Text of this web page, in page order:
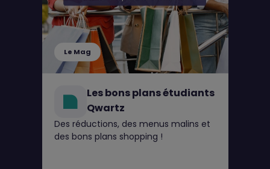
Le Mag
Les bons plans étudiants
Qwartz
Des réductions, des menus malins et
des bons plans shopping !